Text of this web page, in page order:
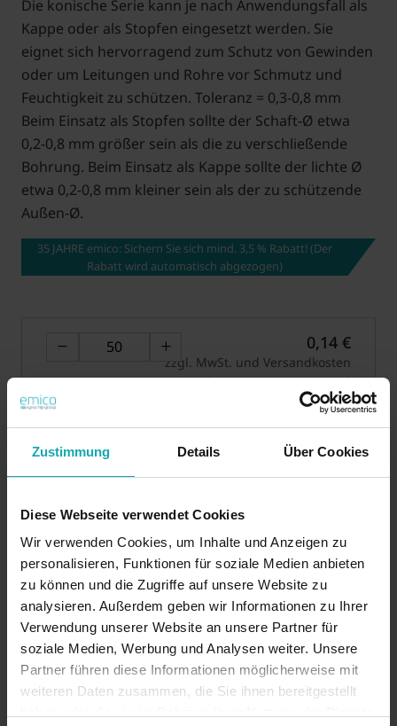
Zustimmung Details Über Cookies
Diese Webseite verwendet Cookies
Wir verwenden Cookies, um Inhalte und Anzeigen zu
personalisieren, Funktionen für soziale Medien anbieten
zu können und die Zugriffe auf unsere Website zu
analysieren. Außerdem geben wir Informationen zu Ihrer
Verwendung unserer Website an unsere Partner für
soziale Medien, Werbung und Analysen weiter. Unsere
Partner führen diese Informationen möglicherweise mit
weiteren Daten zusammen, die Sie ihnen bereitgestellt
Die konische Serie kann je nach Anwendungsfall als
Kappe oder als Stopfen eingesetzt werden. Sie
eignet sich hervorragend zum Schutz von Gewinden
oder um Leitungen und Rohre vor Schmutz und
Feuchtigkeit zu schützen. Toleranz = 0,3-0,8 mm
Beim Einsatz als Stopfen sollte der Schaft-Ø etwa
0,2-0,8 mm größer sein als die zu verschließende
Bohrung. Beim Einsatz als Kappe sollte der lichte Ø
etwa 0,2-0,8 mm kleiner sein als der zu schützende
Außen-Ø.
35 JAHRE emico: Sichern Sie sich mind. 3,5 % Rabatt! (Der
Rabatt wird automatisch abgezogen)
0,14 €
zzgl. MwSt. und Versandkosten
ab 50
0,14 € / Stück
0,12 € / Stück
ab 1000
0,06 € / Stück
Muster
In den
Warenkorb
Basis
Technische Spezifikation